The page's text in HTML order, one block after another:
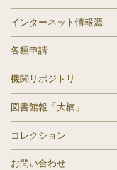
インターネット情報源
各種申請
機関リポジトリ
図書館報「大楠」
コレクション
お問い合わせ